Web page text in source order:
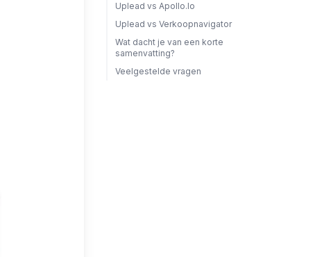
Uplead vs Apollo.Io
Uplead vs Verkoopnavigator
Wat dacht je van een korte
samenvatting?
Veelgestelde vragen